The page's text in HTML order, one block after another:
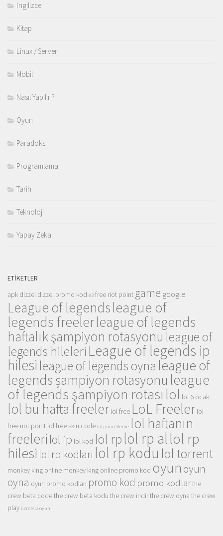
İngilizce
Kitap
Linux / Server
Mobil
Nasıl Yapılır ?
Oyun
Paradoks
Programlama
Tarih
Teknoloji
Yapay Zeka
ETIKETLER
apk dizzel dızzel promo kod e3 free riot point game google
League of legendsleague of
legends freelerleague of legends
haftalık şampiyon rotasyonu league of
legends hileleri League of legends ip
hilesi league of legends oyna league of
legends şampiyon rotasyonu league
of legends şampiyon rotası lol lol 6 ocak
lol bu hafta freeler lol free LoL Freeler lol
free riot point lol free skin code lol güncelleme lol haftanın
freeleri lol ip lol kod lol rplol rp allol rp
hilesi lol rp kodları lol rp kodu lol torrent
monkey king online monkey king online promo kod oyun oyun
oyna oyun promo kodları promo kod promo kodlarthe
crew beta codethe crew beta kodu the crew indirthe crew oyna the crew
play ücretsiz oyun